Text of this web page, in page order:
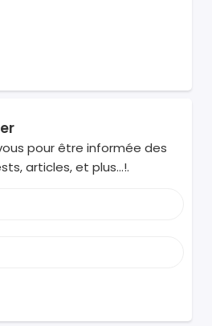
pour être informée des
articles, et plus…!.